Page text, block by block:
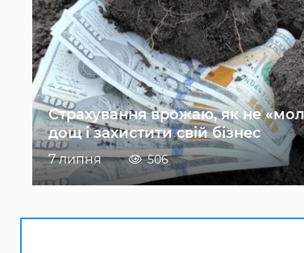
Страхування врожаю, як не
дощ і захистити свій бізнес
7 липня 506